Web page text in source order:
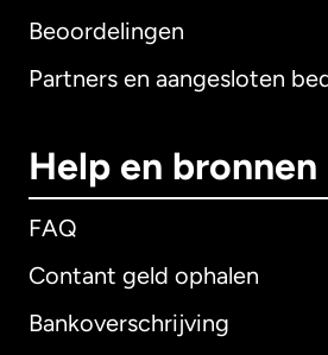
Beoordelingen
Partners en aangesloten
Help en bronnen
FAQ
Contant geld ophalen
Bankoverschrijving